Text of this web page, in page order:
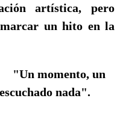
artística, pero
un hito en la
un
nada".